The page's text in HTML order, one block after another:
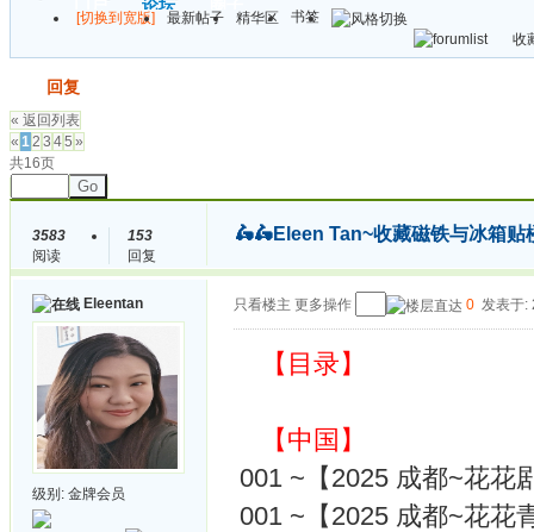
门户 论坛
[切换到宽版] 最新帖子 精华区
书签
收
回复
« 返回列表
« 12 3 45 »
共16页
Go
3583
阅读
153
回复
🛵🛵Eleen Tan~收藏磁铁与冰箱贴
Eleentan
级别: 金牌会员
只看楼主 更多操作 0 发表于:
【目录】
【中国】
001 ~【2025 成都~花花
001 ~【2025 成都~花花